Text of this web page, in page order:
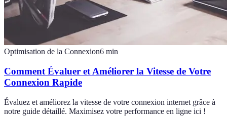
Optimisation de la Connexion6 min
Comment Évaluer et Améliorer la Vitesse de Votre
Connexion Rapide
Évaluez et améliorez la vitesse de votre connexion internet grâce à
notre guide détaillé. Maximisez votre performance en ligne ici !